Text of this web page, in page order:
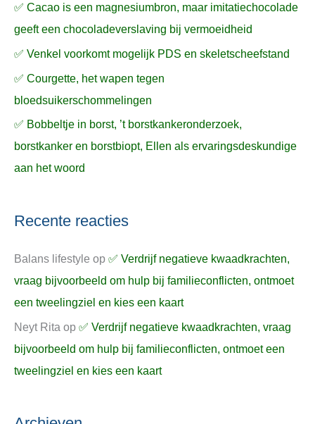
✅ Cacao is een magnesiumbron, maar imitatiechocolade
geeft een chocoladeverslaving bij vermoeidheid
✅ Venkel voorkomt mogelijk PDS en skeletscheefstand
✅ Courgette, het wapen tegen
bloedsuikerschommelingen
✅ Bobbeltje in borst, ’t borstkankeronderzoek,
borstkanker en borstbiopt, Ellen als ervaringsdeskundige
aan het woord
Recente reacties
Balans lifestyle op ✅ Verdrijf negatieve kwaadkrachten,
vraag bijvoorbeeld om hulp bij familieconflicten, ontmoet
een tweelingziel en kies een kaart
Neyt Rita op ✅ Verdrijf negatieve kwaadkrachten, vraag
bijvoorbeeld om hulp bij familieconflicten, ontmoet een
tweelingziel en kies een kaart